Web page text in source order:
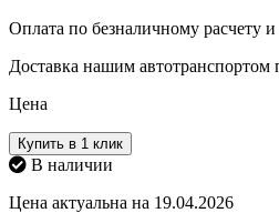
Оплата по безналичному расчету
Доставка нашим
Цена
Купить в 1 клик
В наличии
Цена актуальна на 19.04.2026